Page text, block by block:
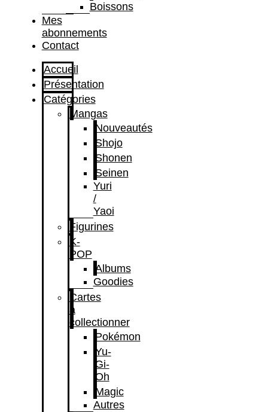
Boissons
Mes
abonnements
Contact
Accueil
Présentation
Catégories
Mangas
Nouveautés
Shojo
Shonen
Seinen
Yuri
/
Yaoi
Figurines
K-
POP
Albums
Goodies
Cartes
à
collectionner
Pokémon
Yu-
Gi-
Oh
Magic
Autres